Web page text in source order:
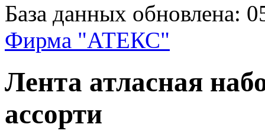
База данных обновлена:
Фирма "АТЕКС"
Лента атласная
ассорти